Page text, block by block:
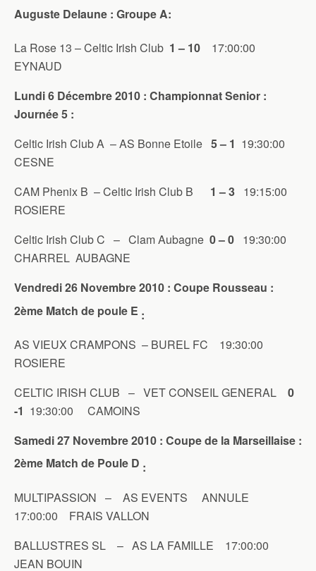
Auguste Delaune : Groupe A:
La Rose 13 – Celtic Irish Club 1 – 10 17:00:00
EYNAUD
Lundi 6 Décembre 2010 : Championnat Senior :
Journée 5 :
Celtic Irish Club A – AS Bonne Etoile 5 – 1 19:30:00
CESNE
CAM Phenix B – Celtic Irish Club B 1 – 3 19:15:00
ROSIERE
Celtic Irish Club C – Clam Aubagne 0 – 0 19:30:00
CHARREL AUBAGNE
Vendredi 26 Novembre 2010 : Coupe Rousseau :
2ème Match de poule E :
AS VIEUX CRAMPONS – BUREL FC 19:30:00
ROSIERE
CELTIC IRISH CLUB – VET CONSEIL GENERAL
0
-1 19:30:00 CAMOINS
Samedi 27 Novembre 2010 : Coupe de la Marseillaise :
2ème Match de Poule D :
MULTIPASSION – AS EVENTS ANNULE
17:00:00 FRAIS VALLON
BALLUSTRES SL – AS LA FAMILLE 17:00:00
JEAN BOUIN